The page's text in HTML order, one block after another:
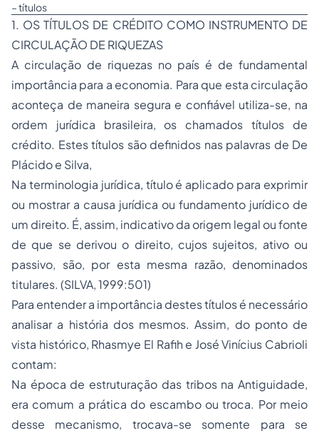
– títulos
1. OS TÍTULOS DE CRÉDITO COMO INSTRUMENTO DE
CIRCULAÇÃO DE RIQUEZAS
A circulação de riquezas no país é de fundamental
importância para a economia. Para que esta circulação
aconteça de maneira segura e confiável utiliza-se, na
ordem jurídica brasileira, os chamados títulos de
crédito. Estes títulos são definidos nas palavras de De
Plácido e Silva,
Na terminologia jurídica, título é aplicado para exprimir
ou mostrar a causa jurídica ou fundamento jurídico de
um direito. É, assim, indicativo da origem legal ou fonte
de que se derivou o direito, cujos sujeitos, ativo ou
passivo, são, por esta mesma razão, denominados
titulares. (SILVA, 1999:501)
Para entender a importância destes títulos é necessário
analisar a história dos mesmos. Assim, do ponto de
vista histórico, Rhasmye El Rafih e José Vinícius Cabrioli
contam:
Na época de estruturação das tribos na Antiguidade,
era comum a prática do escambo ou troca. Por meio
desse mecanismo, trocava-se somente para se